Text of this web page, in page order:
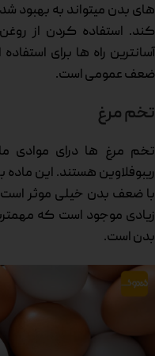
های بدن میتواند به بهبود
کند. استفاده کردن از
آسانترین راه ها برای
ضعف عمومی است.
تخم مرغ
تخم مرغ ها درای موادی
ریبوفلاوین هستند. این ماده
زیادی موجود است که
بدن است.